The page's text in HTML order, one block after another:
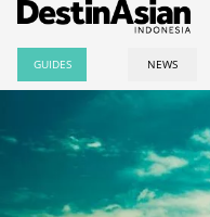
GUIDES NEWS